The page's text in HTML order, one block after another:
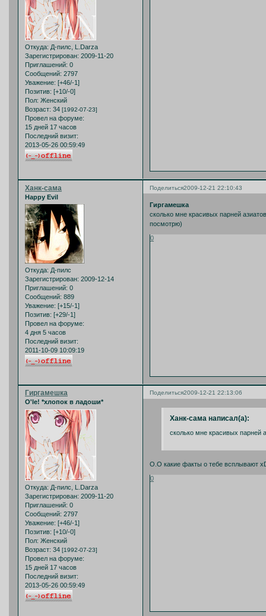
Откуда: Д-пилс, L.Darza
Зарегистрирован: 2009-11-20
Приглашений: 0
Сообщений: 2797
Уважение: [+46/-1]
Позитив: [+10/-0]
Пол: Женский
Возраст: 34 [1992-07-23]
Провел на форуме:
15 дней 17 часов
Последний визит:
2013-05-26 00:59:49
Поделиться2009-12-21 22:10:43
Ханк-сама
Happy Evil
Откуда: Д-пилс
Зарегистрирован: 2009-12-14
Приглашений: 0
Сообщений: 889
Уважение: [+15/-1]
Позитив: [+29/-1]
Провел на форуме:
4 дня 5 часов
Последний визит:
2011-10-09 10:09:19
Гиргамешка
сколько мне красивых парней
посмотрю)
0
Поделиться2009-12-21 22:13:06
Гиргамешка
O'le! *хлопок в ладоши*
Откуда: Д-пилс, L.Darza
Зарегистрирован: 2009-11-20
Приглашений: 0
Сообщений: 2797
Уважение: [+46/-1]
Позитив: [+10/-0]
Пол: Женский
Возраст: 34 [1992-07-23]
Провел на форуме:
15 дней 17 часов
Последний визит:
2013-05-26 00:59:49
Ханк-сама написал(а):
сколько мне красивых парней
О.О какие факты о тебе всплывают
0